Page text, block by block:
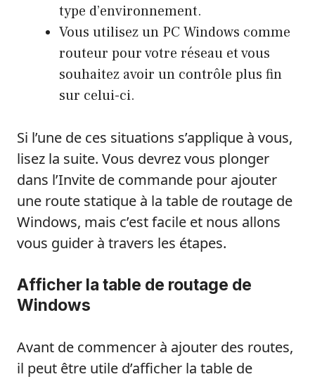
type d’environnement.
Vous utilisez un PC Windows comme
routeur pour votre réseau et vous
souhaitez avoir un contrôle plus fin
sur celui-ci.
Si l’une de ces situations s’applique à vous,
lisez la suite. Vous devrez vous plonger
dans l’Invite de commande pour ajouter
une route statique à la table de routage de
Windows, mais c’est facile et nous allons
vous guider à travers les étapes.
Afficher la table de routage de
Windows
Avant de commencer à ajouter des routes,
il peut être utile d’afficher la table de